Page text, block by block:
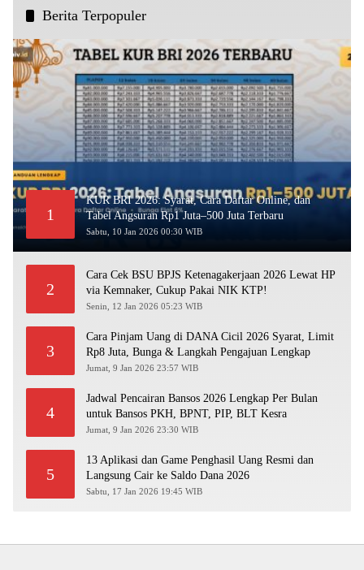
Berita Terpopuler
1
KUR BRI 2026: Syarat, Cara Daftar Online, dan
Tabel Angsuran Rp1 Juta–500 Juta Terbaru
Sabtu, 10 Jan 2026 00:30 WIB
2
Cara Cek BSU BPJS Ketenagakerjaan 2026 Lewat HP
via Kemnaker, Cukup Pakai NIK KTP!
Senin, 12 Jan 2026 05:23 WIB
3
Cara Pinjam Uang di DANA Cicil 2026 Syarat, Limit
Rp8 Juta, Bunga & Langkah Pengajuan Lengkap
Jumat, 9 Jan 2026 23:57 WIB
4
Jadwal Pencairan Bansos 2026 Lengkap Per Bulan
untuk Bansos PKH, BPNT, PIP, BLT Kesra
Jumat, 9 Jan 2026 23:30 WIB
5
13 Aplikasi dan Game Penghasil Uang Resmi dan
Langsung Cair ke Saldo Dana 2026
Sabtu, 17 Jan 2026 19:45 WIB